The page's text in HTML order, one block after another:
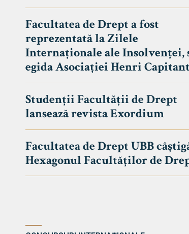
UNIVERSITATEA BABEȘ - BOLYAI
FACULTATEA
DE DREPT
Facultatea de Drept a fost
reprezentată la Zilele
Internaționale ale Insolvenței,
egida Asociației Henri Capitant
Studenții Facultății de Drept
lansează revista Exordium
Facultatea de Drept UBB
Hexagonul Facultăților de